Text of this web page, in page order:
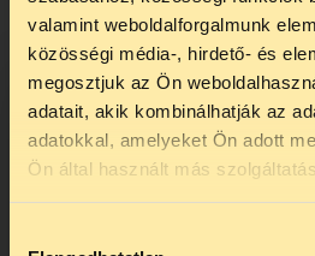
valamint weboldalforgalmunk
közösségi média-, hirdető- és
megosztjuk az Ön
adatait, akik kombinálhatják az
adatokkal, amelyeket Ön adott
Ön által használt más
nem állja ki az
Az álláspontunkat és a
szakmai érveinket
formájában az
is megosztottuk.
Részletes álláspontunk
TELEFONOS
SZÜNET!